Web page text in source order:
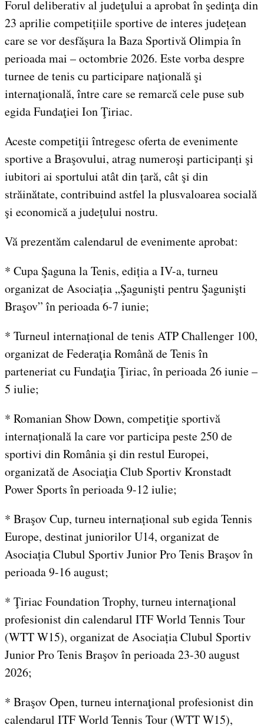
Forul deliberativ al judeţului a aprobat în şedinţa din
23 aprilie competițiile sportive de interes județean
care se vor desfășura la Baza Sportivă Olimpia în
perioada mai – octombrie 2026. Este vorba despre
turnee de tenis cu participare naţională şi
internaţională, între care se remarcă cele puse sub
egida Fundaţiei Ion Ţiriac.
Aceste competiţii întregesc oferta de evenimente
sportive a Braşovului, atrag numeroşi participanți şi
iubitori ai sportului atât din țară, cât şi din
străinătate, contribuind astfel la plusvaloarea socială
şi economică a județului nostru.
Vă prezentăm calendarul de evenimente aprobat:
* Cupa Şaguna la Tenis, ediția a IV-a, turneu
organizat de Asociația „Şagunişti pentru Şagunişti
Braşov” în perioada 6-7 iunie;
* Turneul internațional de tenis ATP Challenger 100,
organizat de Federaţia Română de Tenis în
parteneriat cu Fundaţia Ţiriac, în perioada 26 iunie –
5 iulie;
* Romanian Show Down, competiţie sportivă
internațională la care vor participa peste 250 de
sportivi din România şi din restul Europei,
organizată de Asociaţia Club Sportiv Kronstadt
Power Sports în perioada 9-12 iulie;
* Braşov Cup, turneu internațional sub egida Tennis
Europe, destinat juniorilor U14, organizat de
Asociația Clubul Sportiv Junior Pro Tenis Braşov în
perioada 9-16 august;
* Ţiriac Foundation Trophy, turneu internaţional
profesionist din calendarul ITF World Tennis Tour
(WTT W15), organizat de Asociația Clubul Sportiv
Junior Pro Tenis Braşov în perioada 23-30 august
2026;
* Braşov Open, turneu internaţional profesionist din
calendarul ITF World Tennis Tour (WTT W15),